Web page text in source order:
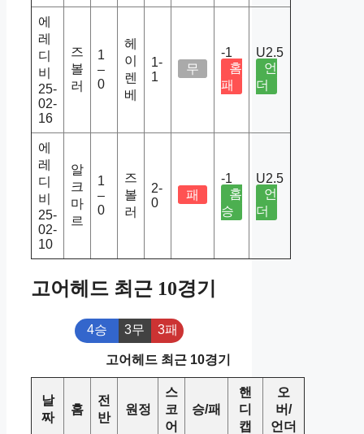
에
레
디
비
25-
02-
16
즈
볼
러
1
–
0
헤
이
렌
베
1-
1
무
-1
홈
패
U2.5
언
더
에
레
디
비
25-
02-
10
알
크
마
르
1
–
0
즈
볼
러
2-
0
패
-1
홈
승
U2.5
언
더
고어헤드 최근 10경기
4승 3무 3패
고어헤드 최근 10경기
날
짜
홈
전
반
원정
스
코
어
승/패
핸
디
캡
오
버/
언더